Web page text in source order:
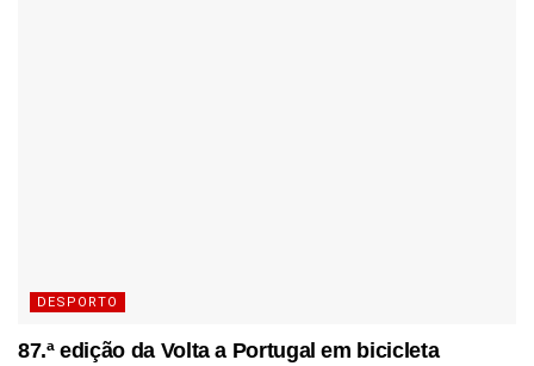
DESPORTO
87.ª edição da Volta a Portugal em bicicleta